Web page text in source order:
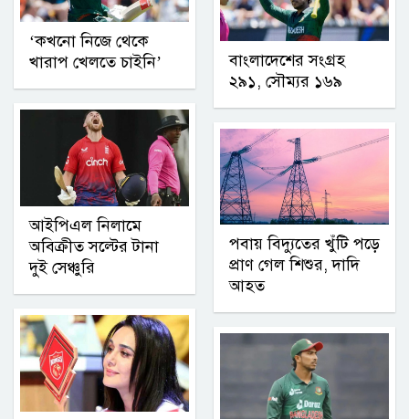
‘কখনো নিজে থেকে
খারাপ খেলতে চাইনি’
আইপিএল নিলামে
অবিক্রীত সল্টের টানা
দুই সেঞ্চুরি
বাংলাদেশের সংগ্রহ
২৯১, সৌম্যর ১৬৯
পবায় বিদ্যুতের খুঁটি পড়ে
প্রাণ গেল শিশুর, দাদি
আহত